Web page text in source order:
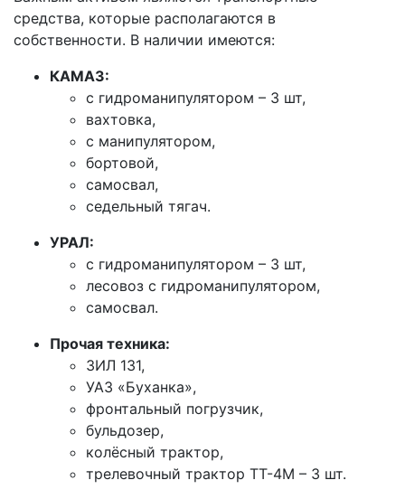
средства, которые располагаются в
собственности. В наличии имеются:
КАМАЗ:
с гидроманипулятором – 3 шт,
вахтовка,
с манипулятором,
бортовой,
самосвал,
седельный тягач.
УРАЛ:
с гидроманипулятором – 3 шт,
лесовоз с гидроманипулятором,
самосвал.
Прочая техника:
ЗИЛ 131,
УАЗ «Буханка»,
фронтальный погрузчик,
бульдозер,
колёсный трактор,
трелевочный трактор ТТ-4М – 3 шт.